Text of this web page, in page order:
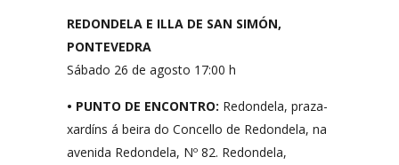
REDONDELA E ILLA DE SAN SIMÓN,
PONTEVEDRA
Sábado 26 de agosto 17:00 h
• PUNTO DE ENCONTRO: Redondela, praza-
xardíns á beira do Concello de Redondela, na
avenida Redondela, Nº 82. Redondela,